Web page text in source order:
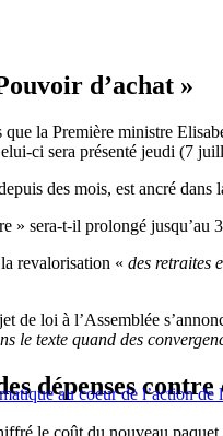
d’achat »
que la Première ministre
ci sera présenté jeudi (7
des mois, est ancré
» sera-t-il prolongé jusqu’au
revalorisation « des retraites
de loi à l’Assemblée
le texte quand des
au coeur de l’action de
dépenses
le coût du nouveau